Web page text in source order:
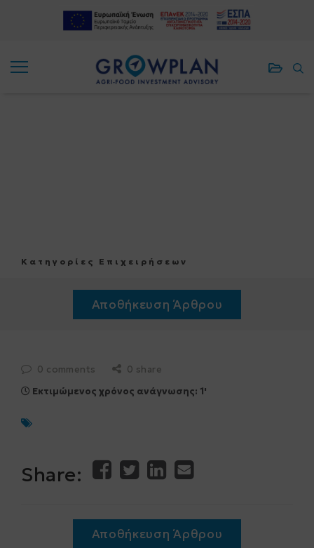
Κατηγορίες Επιχειρήσεων
Αποθήκευση Άρθρου
0 comments
0 share
Εκτιμώμενος χρόνος ανάγνωσης: 1'
Share:
Αποθήκευση Άρθρου